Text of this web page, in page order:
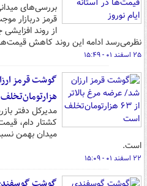
بررسی‌های
قرمز دربازار
از روند
نظرمی‌رسد ادامه این روند کاهش قیمت‌ها
۲۵ اسفند ۰۱ - ۱۵:۴۹
مدیرکل دفتر
کشتار دام،
میدان بهمن
است.
۲۲ اسفند ۰۱ - ۱۵:۰۹